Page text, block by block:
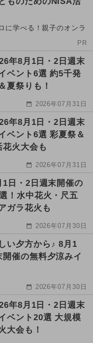
に学べる！親子のオンラ
PR
年8月1日・2日週末
ベント6選 約5千発
夏祭りも！
2026年07月31日
年8月1日・2日週末
ベント6選 彩夏祭＆
火大会も
2026年07月31日
1日・2日週末開催の
！水中花火・尺五
ガラ花火も
2026年07月30日
い夕方から♪ 8月1
開催の無料夕涼みイ
2026年07月30日
年8月1日・2日週末
ベント20選 大規模
大会も！